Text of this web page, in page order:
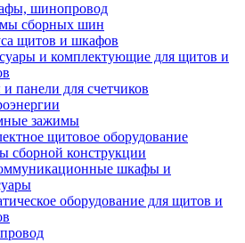
шинопровод
сборных шин
щитов и шкафов
и комплектующие для щитов и
панели для счетчиков
зажимы
щитовое оборудование
сборной конструкции
шкафы и
оборудование для щитов и